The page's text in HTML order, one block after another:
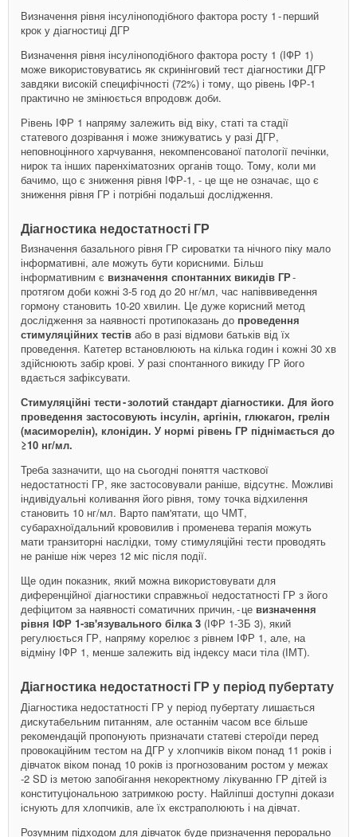
Визначення рівня інсуліноподібного фактора росту 1 - ​перший
крок у діагностиці ДГР
Визначення рівня інсуліноподібного фактора росту 1 (IФР 1)
може використовуватись як скринінговий тест діагностики ДГР
завдяки високій специфічності (72%) і тому, що рівень ІФР-1
практично не змінюється впродовж доби.
Рівень ІФР 1 напряму залежить від віку, статі та стадії
статевого дозрівання і може знижуватись у разі ДГР,
неповноцінного харчування, некомпенсованої патології печінки,
нирок та інших паренхіматозних органів тощо. Тому, коли ми
бачимо, що є зниження рівня ІФР-1, - це ще не означає, що є
зниження рівня ГР і потрібні подальші дослідження.
Діагностика недостатності ГР
Визначення базального рівня ГР сироватки та нічного піку мало
інформативні, але можуть бути корисними. Більш
інформативним є визначення спонтанних викидів ГР- ​
протягом доби кожні 3-5 год до 20 нг/мл, час напіввиведення
гормону становить 10-20 хвилин. Це дуже корисний метод
дослідження за наявності протипоказань до проведення
стимуляційних тестів або в разі відмови батьків від їх
проведення. Катетер встановлюють на кілька годин і кожні 30 хв
здійснюють забір крові. У разі спонтанного викиду ГР його
вдається зафіксувати.
Стимуляційні тести - ​золотий стандарт діагностики. Для його
проведення застосовують інсулін, аргінін, глюкагон, грелін
(масиморелін), клонідин. У нормі рівень ГР піднімається до
≥10 нг/мл.
Треба зазначити, що на сьогодні поняття часткової
недостатності ГР, яке застосовували раніше, відсутнє. Можливі
індивідуальні коливання його рівня, тому точка відхилення
становить 10 нг/мл. Варто пам'ятати, що ЧМТ,
субарахноїдальний крововилив і променева терапія можуть
мати транзиторні наслідки, тому стимуляційні тести проводять
не раніше ніж через 12 міс після події.
Ще один показник, який можна використовувати для
диференційної діагностики справжньої недостатності ГР з його
дефіцитом за наявності соматичних причин, - ​це визначення
рівня ІФР 1-зв'язувального білка 3 (ІФР 1-ЗБ 3), який
регулюється ГР, напряму корелює з рівнем ІФР 1, але, на
відміну ІФР 1, менше залежить від індексу маси тіла (ІМТ).
Діагностика недостатності ГР у період пубертату
Діагностика недостатності ГР у період пубертату лишається
дискутабельним питанням, але останнім часом все більше
рекомендацій пропонують призначати статеві стероїди перед
провокаційним тестом на ДГР у хлопчиків віком понад 11 років і
дівчаток віком понад 10 років із прогнозованим ростом у межах
-2 SD із метою запобігання некоректному лікуванню ГР дітей із
конституціональною затримкою росту. Найліпші доступні докази
існують для хлопчиків, але їх екстраполюють і на дівчат.
Розумним підходом для дівчаток буде призначення перорально